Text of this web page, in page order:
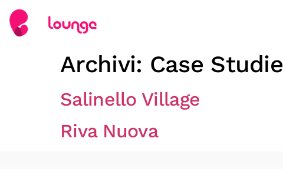
Archivi: Case
Salinello Village
Riva Nuova